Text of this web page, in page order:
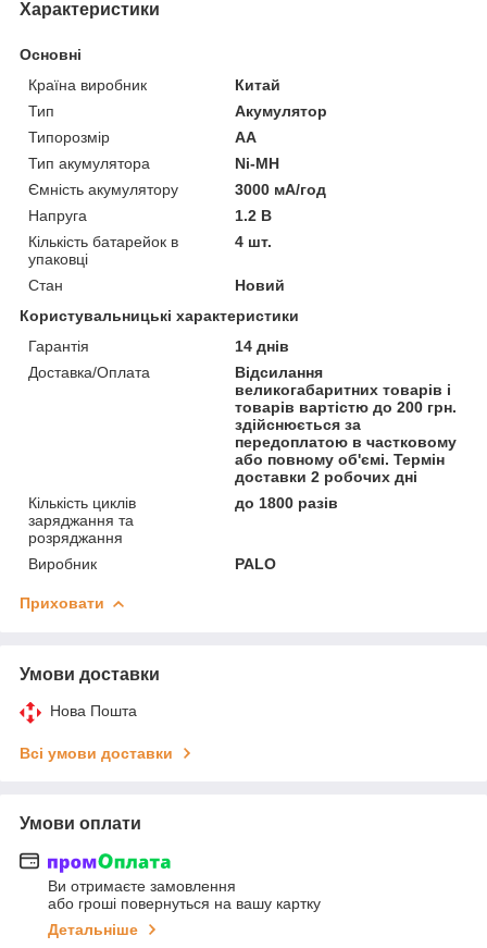
Характеристики
Основні
Країна виробник
Китай
Тип
Акумулятор
Типорозмір
AA
Тип акумулятора
Ni-MH
Ємність акумулятору
3000 мА/год
Напруга
1.2 В
Кількість батарейок в
упаковці
4 шт.
Стан
Новий
Користувальницькі характеристики
Гарантія
14 днів
Доставка/Оплата
Відсилання
великогабаритних товарів і
товарів вартістю до 200 грн.
здійснюється за
передоплатою в частковому
або повному об'ємі. Термін
доставки 2 робочих дні
Кількість циклів
заряджання та
розряджання
до 1800 разів
Виробник PALO
Приховати
Умови доставки
Нова Пошта
Всі умови доставки
Умови оплати
Ви отримаєте замовлення
або гроші повернуться на вашу картку
Детальніше